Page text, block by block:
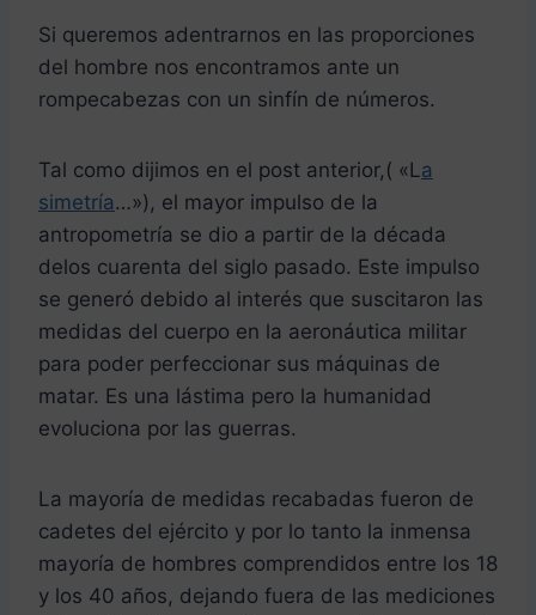
Si queremos adentrarnos en las proporciones
del hombre nos encontramos ante un
rompecabezas con un sinfín de números.
Tal como dijimos en el post anterior,( «La
simetría…»), el mayor impulso de la
antropometría se dio a partir de la década
delos cuarenta del siglo pasado. Este impulso
se generó debido al interés que suscitaron las
medidas del cuerpo en la aeronáutica militar
para poder perfeccionar sus máquinas de
matar. Es una lástima pero la humanidad
evoluciona por las guerras.
La mayoría de medidas recabadas fueron de
cadetes del ejército y por lo tanto la inmensa
mayoría de hombres comprendidos entre los 18
y los 40 años, dejando fuera de las mediciones